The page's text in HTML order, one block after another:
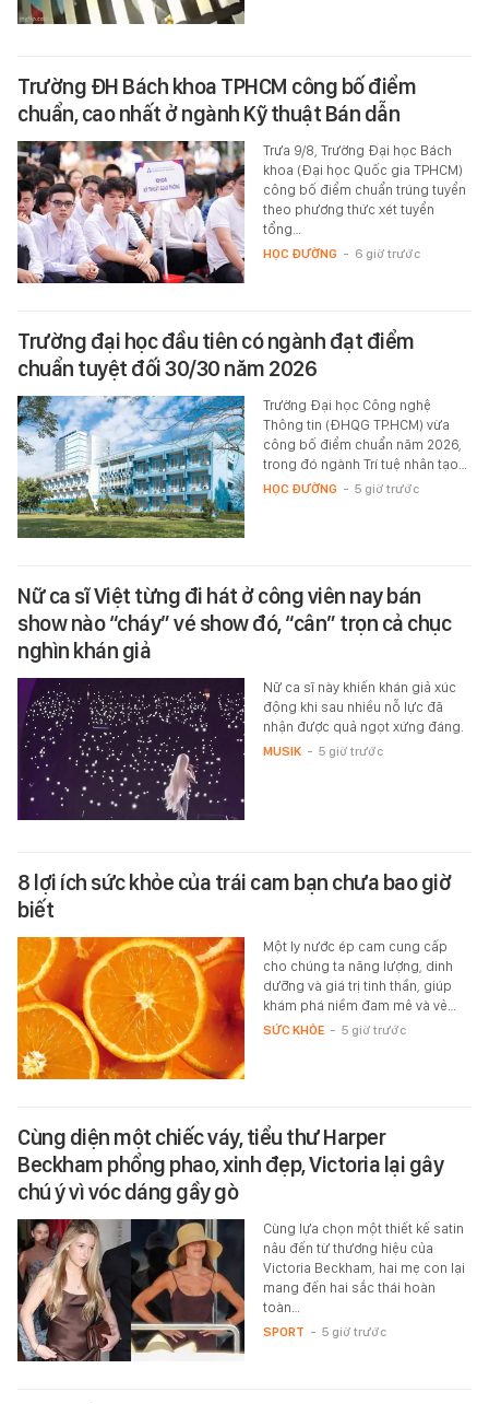
Trường ĐH Bách khoa TPHCM công bố điểm
chuẩn, cao nhất ở ngành Kỹ thuật Bán dẫn
Trưa 9/8, Trường Đại học Bách
khoa (Đại học Quốc gia TPHCM)
công bố điểm chuẩn trúng tuyển
theo phương thức xét tuyển
tổng…
HỌC ĐƯỜNG - 6 giờ trước
Trường đại học đầu tiên có ngành đạt điểm
chuẩn tuyệt đối 30/30 năm 2026
Trường Đại học Công nghệ
Thông tin (ĐHQG TP.HCM) vừa
công bố điểm chuẩn năm 2026,
trong đó ngành Trí tuệ nhân tạo…
HỌC ĐƯỜNG - 5 giờ trước
Nữ ca sĩ Việt từng đi hát ở công viên nay bán
show nào “cháy” vé show đó, “cân” trọn cả chục
nghìn khán giả
Nữ ca sĩ này khiến khán giả xúc
động khi sau nhiều nỗ lực đã
nhận được quả ngọt xứng đáng.
MUSIK - 5 giờ trước
8 lợi ích sức khỏe của trái cam bạn chưa bao giờ
biết
Một ly nước ép cam cung cấp
cho chúng ta năng lượng, dinh
dưỡng và giá trị tinh thần, giúp
khám phá niềm đam mê và vẻ…
SỨC KHỎE - 5 giờ trước
Cùng diện một chiếc váy, tiểu thư Harper
Beckham phổng phao, xinh đẹp, Victoria lại gây
chú ý vì vóc dáng gầy gò
Cùng lựa chọn một thiết kế satin
nâu đến từ thương hiệu của
Victoria Beckham, hai mẹ con lại
mang đến hai sắc thái hoàn
toàn…
SPORT - 5 giờ trước